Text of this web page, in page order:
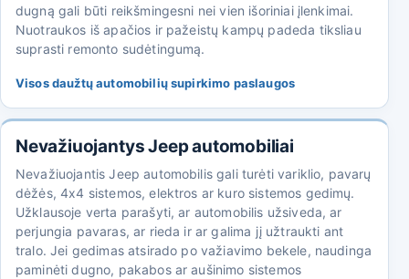
dugną gali būti reikšmingesni nei vien išoriniai įlenkimai.
Nuotraukos iš apačios ir pažeistų kampų padeda tiksliau
suprasti remonto sudėtingumą.
Visos daužtų automobilių supirkimo paslaugos
Nevažiuojantys Jeep automobiliai
Nevažiuojantis Jeep automobilis gali turėti variklio, pavarų
dėžės, 4x4 sistemos, elektros ar kuro sistemos gedimų.
Užklausoje verta parašyti, ar automobilis užsiveda, ar
perjungia pavaras, ar rieda ir ar galima jį užtraukti ant
tralo. Jei gedimas atsirado po važiavimo bekele, naudinga
paminėti dugno, pakabos ar aušinimo sistemos